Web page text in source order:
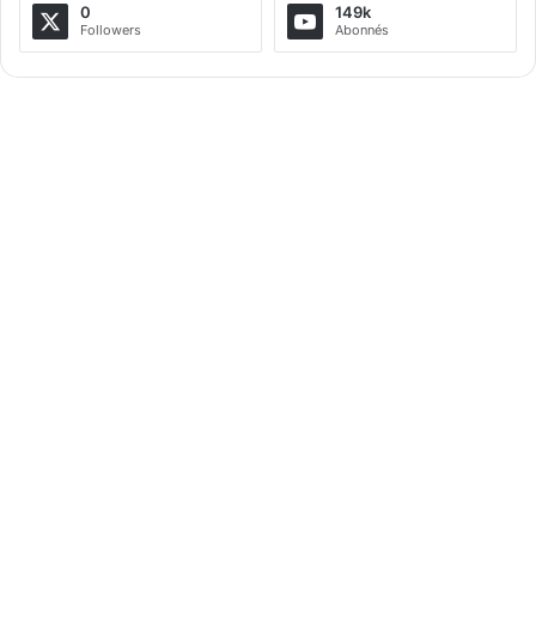
0
Followers
149k
Abonnés